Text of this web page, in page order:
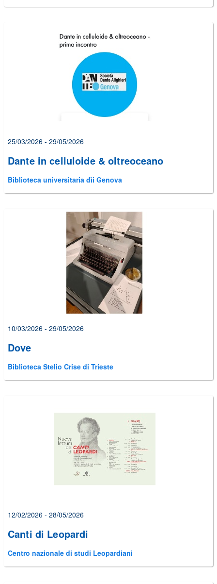
25/03/2026 - 29/05/2026
Dante in celluloide & oltreoceano
Biblioteca universitaria dìi Genova
10/03/2026 - 29/05/2026
Dove
Biblioteca Stelio Crise di Trieste
12/02/2026 - 28/05/2026
Canti di Leopardi
Centro nazionale di studi Leopardiani